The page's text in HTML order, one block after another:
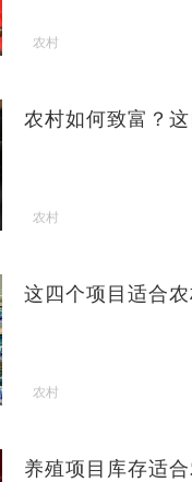
农村
农村如何致富？
农村
这四个项目适合
农村
养殖项目库存适